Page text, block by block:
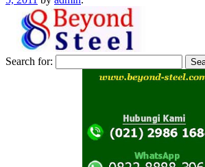
Search for: